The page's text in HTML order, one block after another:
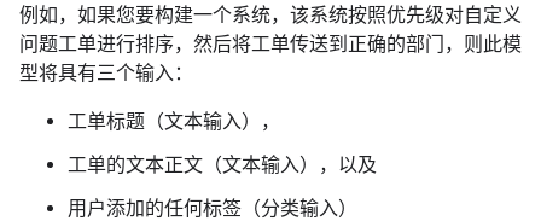
Total params: 9,569
Trainable params: 9,569
Non-trainable params: 0
Model: "autoencoder"
Layer (type)                Output Shape
例如，如果您要构建一个系统，该系统按照优先级对自定义
问题工单进行排序，然后将工单传送到正确的部门，则此模
型将具有三个输入：
工单标题（文本输入），
工单的文本正文（文本输入），以及
用户添加的任何标签（分类输入）